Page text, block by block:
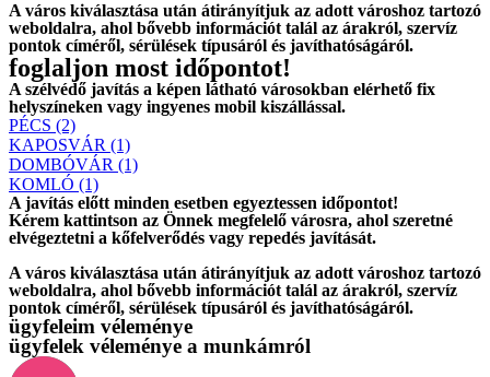
A város kiválasztása után átirányítjuk az adott városhoz tartozó
weboldalra, ahol bővebb információt talál az árakról, szervíz
pontok címéről, sérülések típusáról és javíthatóságáról.
foglaljon most időpontot!
A szélvédő javítás a képen látható városokban elérhető fix
helyszíneken vagy ingyenes mobil kiszállással.
PÉCS (2)
KAPOSVÁR (1)
DOMBÓVÁR (1)
KOMLÓ (1)
A javítás előtt minden esetben egyeztessen időpontot!
Kérem kattintson az Önnek megfelelő városra, ahol szeretné
elvégeztetni a kőfelverődés vagy repedés javítását.
A város kiválasztása után átirányítjuk az adott városhoz tartozó
weboldalra, ahol bővebb információt talál az árakról, szervíz
pontok címéről, sérülések típusáról és javíthatóságáról.
ügyfeleim véleménye
ügyfelek véleménye a munkámról